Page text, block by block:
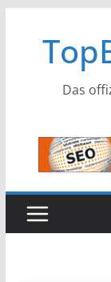
springen
Das